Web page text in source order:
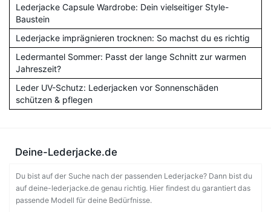
Lederjacke Capsule Wardrobe: Dein vielseitiger Style-
Baustein
Lederjacke imprägnieren trocknen: So machst du es richtig
Ledermantel Sommer: Passt der lange Schnitt zur warmen
Jahreszeit?
Leder UV-Schutz: Lederjacken vor Sonnenschäden
schützen & pflegen
Deine-Lederjacke.de
Du bist auf der Suche nach der passenden Lederjacke? Dann bist du
auf deine-lederjacke.de genau richtig. Hier findest du garantiert das
passende Modell für deine Bedürfnisse.